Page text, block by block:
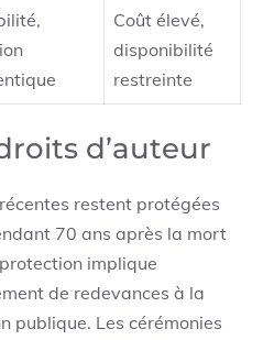
Coût élevé,
disponibilité
restreinte
d’auteur
restent protégées
70 ans après la mort
implique
de redevances à la
publique. Les cérémonies